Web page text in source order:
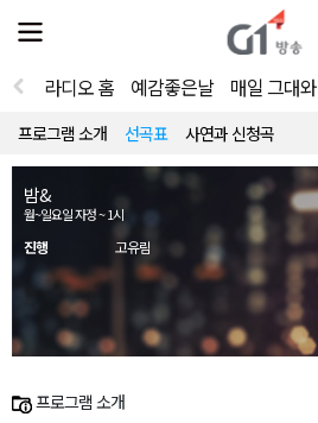
전
체
뉴
열
라디오 홈 예감좋은날 매일 그대와
프로그램 소개 선곡표 사연과 신청곡
밤&
월~일요일 자정 ~ 1시
진행 고유림
프로그램 소개